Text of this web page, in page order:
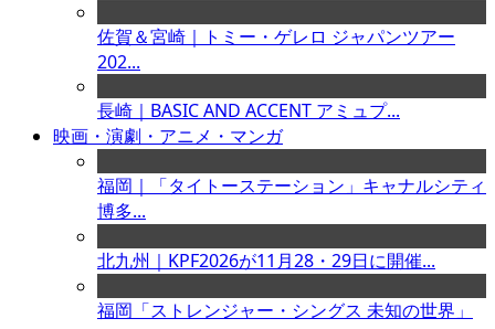
佐賀＆宮崎｜トミー・ゲレロ ジャパンツアー
202...
長崎｜BASIC AND ACCENT アミュプ...
映画・演劇・アニメ・マンガ
福岡｜「タイトーステーション」キャナルシティ
博多...
北九州｜KPF2026が11月28・29日に開催...
福岡「ストレンジャー・シングス 未知の世界」